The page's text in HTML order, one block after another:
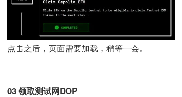
点击之后，页面需要加载，稍等一会。
03 领取测试网DOP